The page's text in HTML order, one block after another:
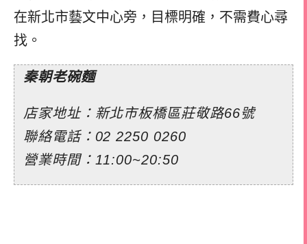
在新北市藝文中心旁，目標明確，不需費心尋
找。
秦朝老碗麵
店家地址：新北市板橋區莊敬路66號
聯絡電話：02 2250 0260
營業時間：11:00~20:50